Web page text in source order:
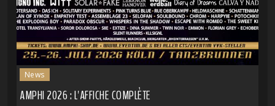
News
AMPHI 2026 : L'AFFICHE COMPLÈTE